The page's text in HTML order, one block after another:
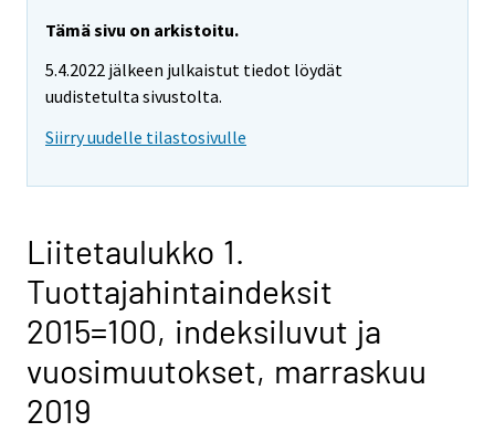
Tämä sivu on arkistoitu.
5.4.2022 jälkeen julkaistut tiedot löydät
uudistetulta sivustolta.
Siirry uudelle tilastosivulle
Liitetaulukko 1.
Tuottajahintaindeksit
2015=100, indeksiluvut ja
vuosimuutokset, marraskuu
2019